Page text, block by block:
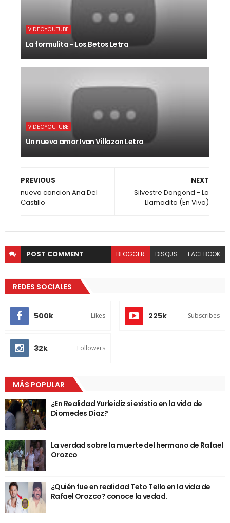
VIDEOYOUTUBE
La formulita - Los Betos Letra
VIDEOYOUTUBE
Un nuevo amor Ivan Villazon Letra
NEXT
Silvestre Dangond - La
Llamadita (En Vivo)
PREVIOUS
nueva cancion Ana Del
Castillo
POST COMMENT BLOGGER DISQUS FACEBOOK
REDES SOCIALES
500k Likes 225k Subscribes
32k Followers
MÁS POPULAR
¿En Realidad Yurleidiz si existio en la vida de
Diomedes Diaz?
La verdad sobre la muerte del hermano de Rafael
Orozco
¿Quién fue en realidad Teto Tello en la vida de
Rafael Orozco? conoce la vedad.